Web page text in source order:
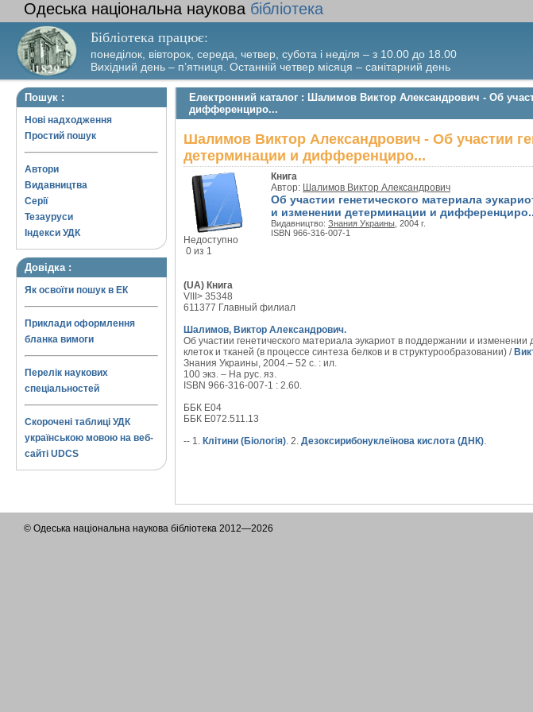
Одеська національна наукова бібліотека
Бібліотека працює:
понеділок, вівторок, середа, четвер, субота і неділя – з 10.00 до 18.00
Вихідний день – п’ятниця. Останній четвер місяця – санітарний день
Пошук :
Нові надходження
Простий пошук
Автори
Видавництва
Серії
Тезауруси
Індекси УДК
Довідка :
Як освоїти пошук в ЕК
Приклади оформлення
бланка вимоги
Перелік наукових
спеціальностей
Скорочені таблиці УДК
українською мовою на веб-
сайті UDCS
Електронний каталог : Шалимов Виктор Александрович - Об
дифференциро...
Шалимов Виктор Александрович - Об участии
детерминации и дифференциро...
Недоступно
0 из 1
Книга
Автор: Шалимов Виктор Александрович
Об участии генетического материала
и изменении детерминации и
Видавництво: Знания Украины , 2004 г.
ISBN 966-316-007-1
(UA) Книга
VIII> 35348
611377 Главный филиал
Шалимов, Виктор Александрович.
Об участии генетического материала эукариот в поддержании и
клеток и тканей (в процессе синтеза белков и в структурообразовании) /
Знания Украины, 2004.– 52 с. : ил.
100 экз. – На рус. яз.
ISBN 966-316-007-1 : 2.60.
ББК Е04
ББК Е072.511.13
-- 1. Клітини (Біологія). 2. Дезоксирибонуклеїнова кислота (ДНК).
© Одеська національна наукова бібліотека 2012—2026